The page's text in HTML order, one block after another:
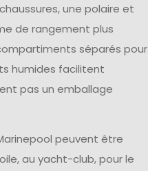
une polaire et
de rangement plus
séparés pour
humides facilitent
pas un emballage
peuvent être
au yacht-club, pour le